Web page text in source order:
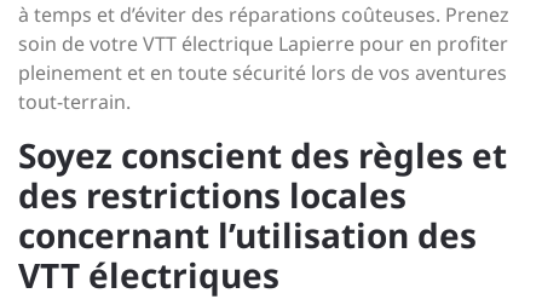
à temps et d’éviter des réparations coûteuses. Prenez
soin de votre VTT électrique Lapierre pour en profiter
pleinement et en toute sécurité lors de vos aventures
tout-terrain.
Soyez conscient des règles et
des restrictions locales
concernant l’utilisation des
VTT électriques